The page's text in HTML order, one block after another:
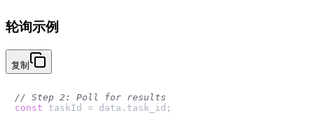
轮询示例
复制
// Step 2: Poll for results
const taskId = data. task_id ;